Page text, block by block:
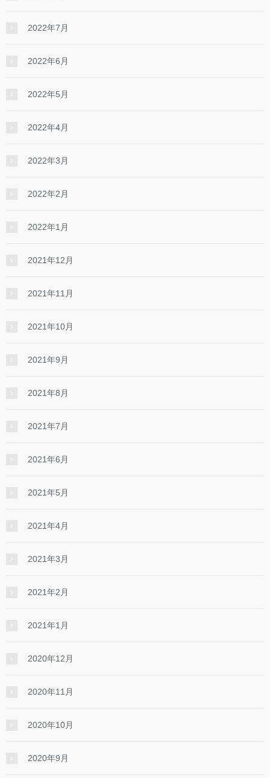
2022年7月
2022年6月
2022年5月
2022年4月
2022年3月
2022年2月
2022年1月
2021年12月
2021年11月
2021年10月
2021年9月
2021年8月
2021年7月
2021年6月
2021年5月
2021年4月
2021年3月
2021年2月
2021年1月
2020年12月
2020年11月
2020年10月
2020年9月